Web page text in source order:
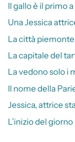
Il gallo è il primo
Una Jessica
La città
La capitale del
La vedono solo i
Il nome della
Jessica, attrice
L’inizio del giorno